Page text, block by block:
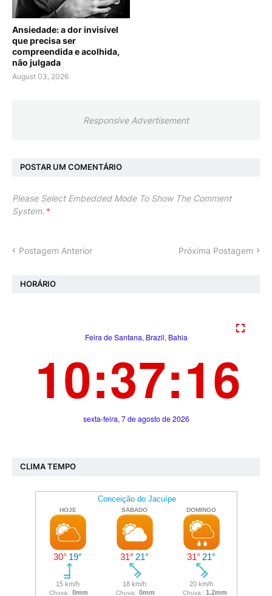
Ansiedade: a dor invisível
que precisa ser
compreendida e acolhida,
não julgada
August 03, 2026
Responsive Advertisement
POSTAR UM COMENTÁRIO
Please Select Embedded Mode To Show The Comment
System. *
Postagem Anterior Próxima Postagem
HORÁRIO
CLIMA TEMPO